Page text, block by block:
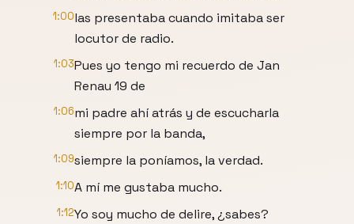
1:00las presentaba cuando imitaba ser
locutor de radio.
1:03Pues yo tengo mi recuerdo de Jan
Renau 19 de
1:06mi padre ahí atrás y de escucharla
siempre por la banda,
1:09siempre la poníamos, la verdad.
1:10A mí me gustaba mucho.
1:12Yo soy mucho de delire, ¿sabes?